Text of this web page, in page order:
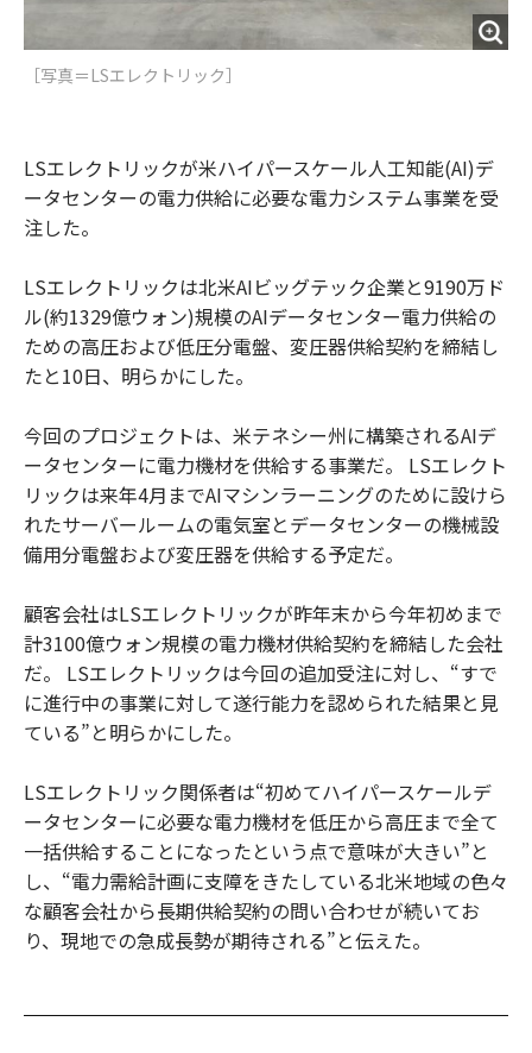
［写真＝LSエレクトリック］
LSエレクトリックが米ハイパースケール人工知能(AI)デ
ータセンターの電力供給に必要な電力システム事業を受
注した。
LSエレクトリックは北米AIビッグテック企業と9190万ド
ル(約1329億ウォン)規模のAIデータセンター電力供給の
ための高圧および低圧分電盤、変圧器供給契約を締結し
たと10日、明らかにした。
今回のプロジェクトは、米テネシー州に構築されるAIデ
ータセンターに電力機材を供給する事業だ。 LSエレクト
リックは来年4月までAIマシンラーニングのために設けら
れたサーバールームの電気室とデータセンターの機械設
備用分電盤および変圧器を供給する予定だ。
顧客会社はLSエレクトリックが昨年末から今年初めまで
計3100億ウォン規模の電力機材供給契約を締結した会社
だ。 LSエレクトリックは今回の追加受注に対し、“すで
に進行中の事業に対して遂行能力を認められた結果と見
ている”と明らかにした。
LSエレクトリック関係者は“初めてハイパースケールデ
ータセンターに必要な電力機材を低圧から高圧まで全て
一括供給することになったという点で意味が大きい”と
し、“電力需給計画に支障をきたしている北米地域の色々
な顧客会社から長期供給契約の問い合わせが続いてお
り、現地での急成長勢が期待される”と伝えた。